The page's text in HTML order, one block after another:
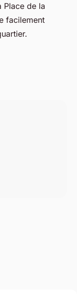
Place de la
facilement